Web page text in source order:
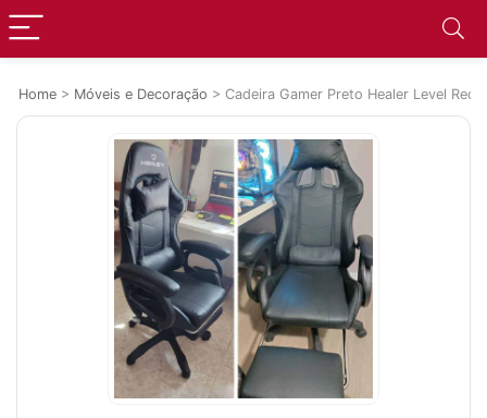
Home > Móveis e Decoração > Cadeira Gamer Preto Healer Level